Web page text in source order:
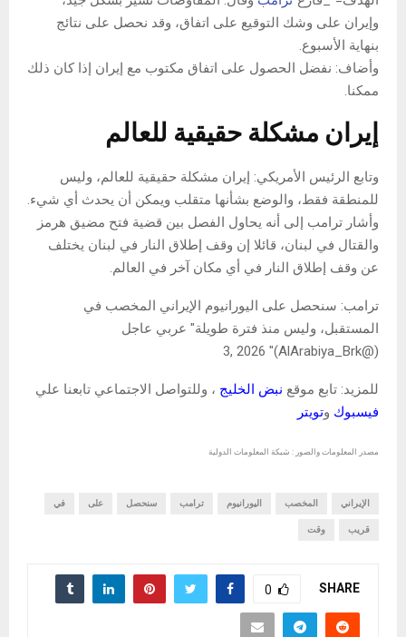
وإيران على وشك التوقيع على اتفاق، وقد نحصل على نتائج
بنهاية الأسبوع.
وأضاف: نفضل الحصول على اتفاق مكتوب مع إيران إذا كان ذلك
ممكنا.
إيران مشكلة حقيقية للعالم
وتابع الرئيس الأمريكي: إيران مشكلة حقيقية للعالم، وليس
للمنطقة فقط، والوضع بشأنها متقلب ويمكن أن يحدث أي شيء.
وأشار ترامب إلى أنه يحاول الفصل بين قضية فتح مضيق هرمز
والقتال في لبنان، قائلا إن وقف إطلاق النار في لبنان يختلف
عن وقف إطلاق النار في أي مكان آخر في العالم.
ترامب: سنحصل على اليورانيوم الإيراني المخصب في
المستقبل، وليس منذ فترة طويلة" عربي عاجل
(@AlArabiya_Brk)" 3, 2026
للمزيد: تابع موقع نبض الخليج ، وللتواصل الاجتماعي تابعنا علي
فيسبوك وتويتر
مصدر المعلومات والصور : شبكة المعلومات الدولية
الإيراني المخصب اليورانيوم ترامب سنحصل على في
قريب وقت
SHARE
0